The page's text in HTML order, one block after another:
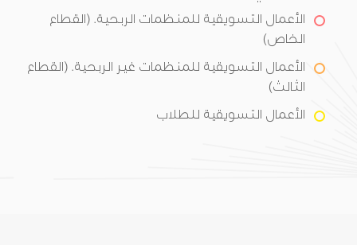
الأعمال التسويقية للمنظمات الربحية. (القطاع
الخاص)
الأعمال التسويقية للمنظمات غير الربحية. (القطاع
الثالث)
الأعمال التسويقية للطلاب